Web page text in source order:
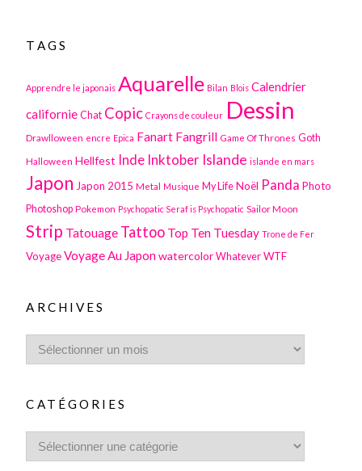
TAGS
Apprendre le japonais Aquarelle Bilan Blois Calendrier
californie Chat Copic Crayons de couleur Dessin
Drawlloween encre Epica Fanart Fangrill Game Of Thrones Goth
Halloween Hellfest Inde Inktober Islande islande en mars
Japon Japon 2015 Metal Musique My Life Noël Panda Photo
Photoshop Pokemon Psychopatic Seraf is Psychopatic Sailor Moon
Strip Tatouage Tattoo Top Ten Tuesday Trone de Fer
Voyage Voyage Au Japon watercolor Whatever WTF
ARCHIVES
CATÉGORIES